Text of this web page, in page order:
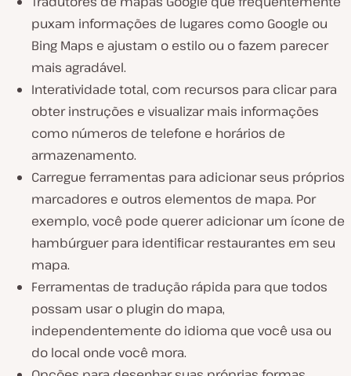
puxam informações de lugares como Google ou
Bing Maps e ajustam o estilo ou o fazem parecer
mais agradável.
Interatividade total, com recursos para clicar para
obter instruções e visualizar mais informações
como números de telefone e horários de
armazenamento.
Carregue ferramentas para adicionar seus próprios
marcadores e outros elementos de mapa. Por
exemplo, você pode querer adicionar um ícone de
hambúrguer para identificar restaurantes em seu
mapa.
Ferramentas de tradução rápida para que todos
possam usar o plugin do mapa,
independentemente do idioma que você usa ou
do local onde você mora.